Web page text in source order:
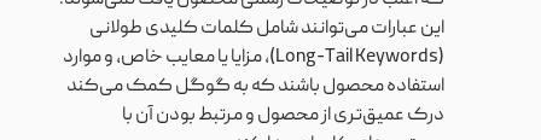
این عبارات می‌توانند شامل کلمات کلیدی طولانی
(Long-Tail Keywords)، مزایا یا معایب خاص، و موارد
استفاده محصول باشند که به گوگل کمک می‌کند
درک عمیق‌تری از محصول و مرتبط بودن آن با